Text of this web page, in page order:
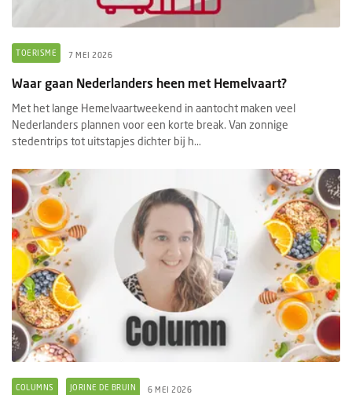
TOERISME 7 MEI 2026
Waar gaan Nederlanders heen met Hemelvaart?
Met het lange Hemelvaartweekend in aantocht maken veel
Nederlanders plannen voor een korte break. Van zonnige
stedentrips tot uitstapjes dichter bij h...
COLUMNS JORINE DE BRUIN 6 MEI 2026